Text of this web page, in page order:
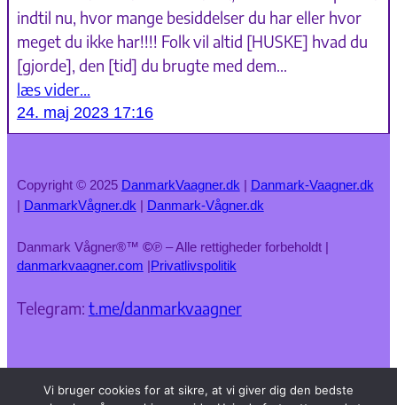
indtil nu, hvor mange besiddelser du har eller hvor
meget du ikke har!!!! Folk vil altid [HUSKE] hvad du
[gjorde], den [tid] du brugte med dem…
læs vider…
24. maj 2023 17:16
Copyright © 2025 DanmarkVaagner.dk | Danmark-Vaagner.dk
| DanmarkVågner.dk | Danmark-Vågner.dk
Danmark Vågner®™ ©℗ – Alle rettigheder forbeholdt |
danmarkvaagner.com |Privatlivspolitik
Telegram: t.me/danmarkvaagner
Vi bruger cookies for at sikre, at vi giver dig den bedste